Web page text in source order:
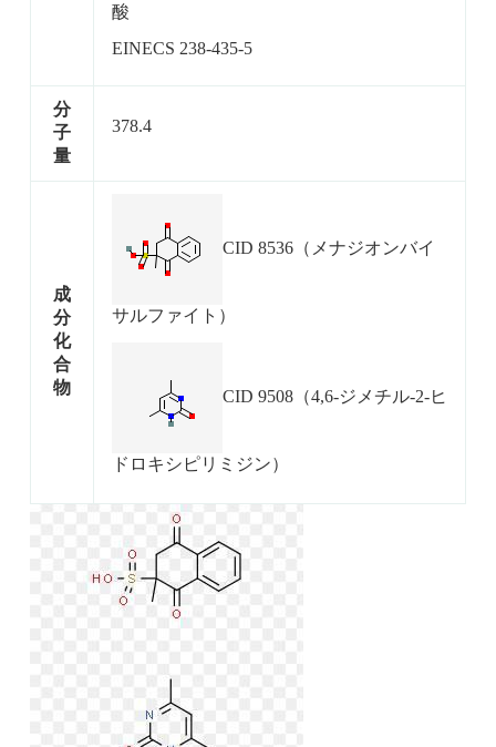
酸
EINECS 238-435-5
分
子
量
378.4
成
分
化
合
物
CID 8536（メナジオンバイ
サルファイト）
CID 9508（4,6-ジメチル-2-ヒ
ドロキシピリミジン）